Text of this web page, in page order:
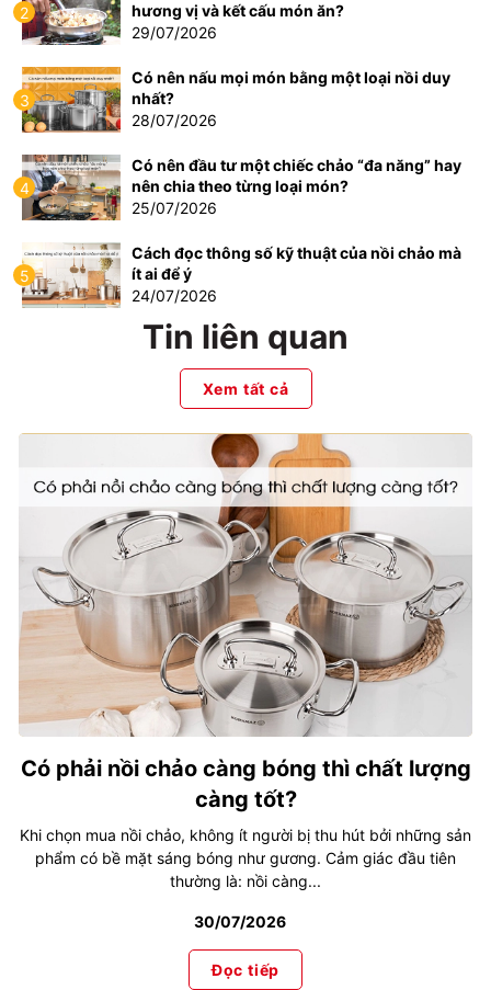
2
hương vị và kết cấu món ăn?
29/07/2026
3
Có nên nấu mọi món bằng một loại nồi duy
nhất?
28/07/2026
4
Có nên đầu tư một chiếc chảo “đa năng” hay
nên chia theo từng loại món?
25/07/2026
5
Cách đọc thông số kỹ thuật của nồi chảo mà
ít ai để ý
24/07/2026
Tin liên quan
Xem tất cả
Có phải nồi chảo càng bóng thì chất lượng
càng tốt?
Khi chọn mua nồi chảo, không ít người bị thu hút bởi những sản
phẩm có bề mặt sáng bóng như gương. Cảm giác đầu tiên
thường là: nồi càng...
30/07/2026
Đọc tiếp